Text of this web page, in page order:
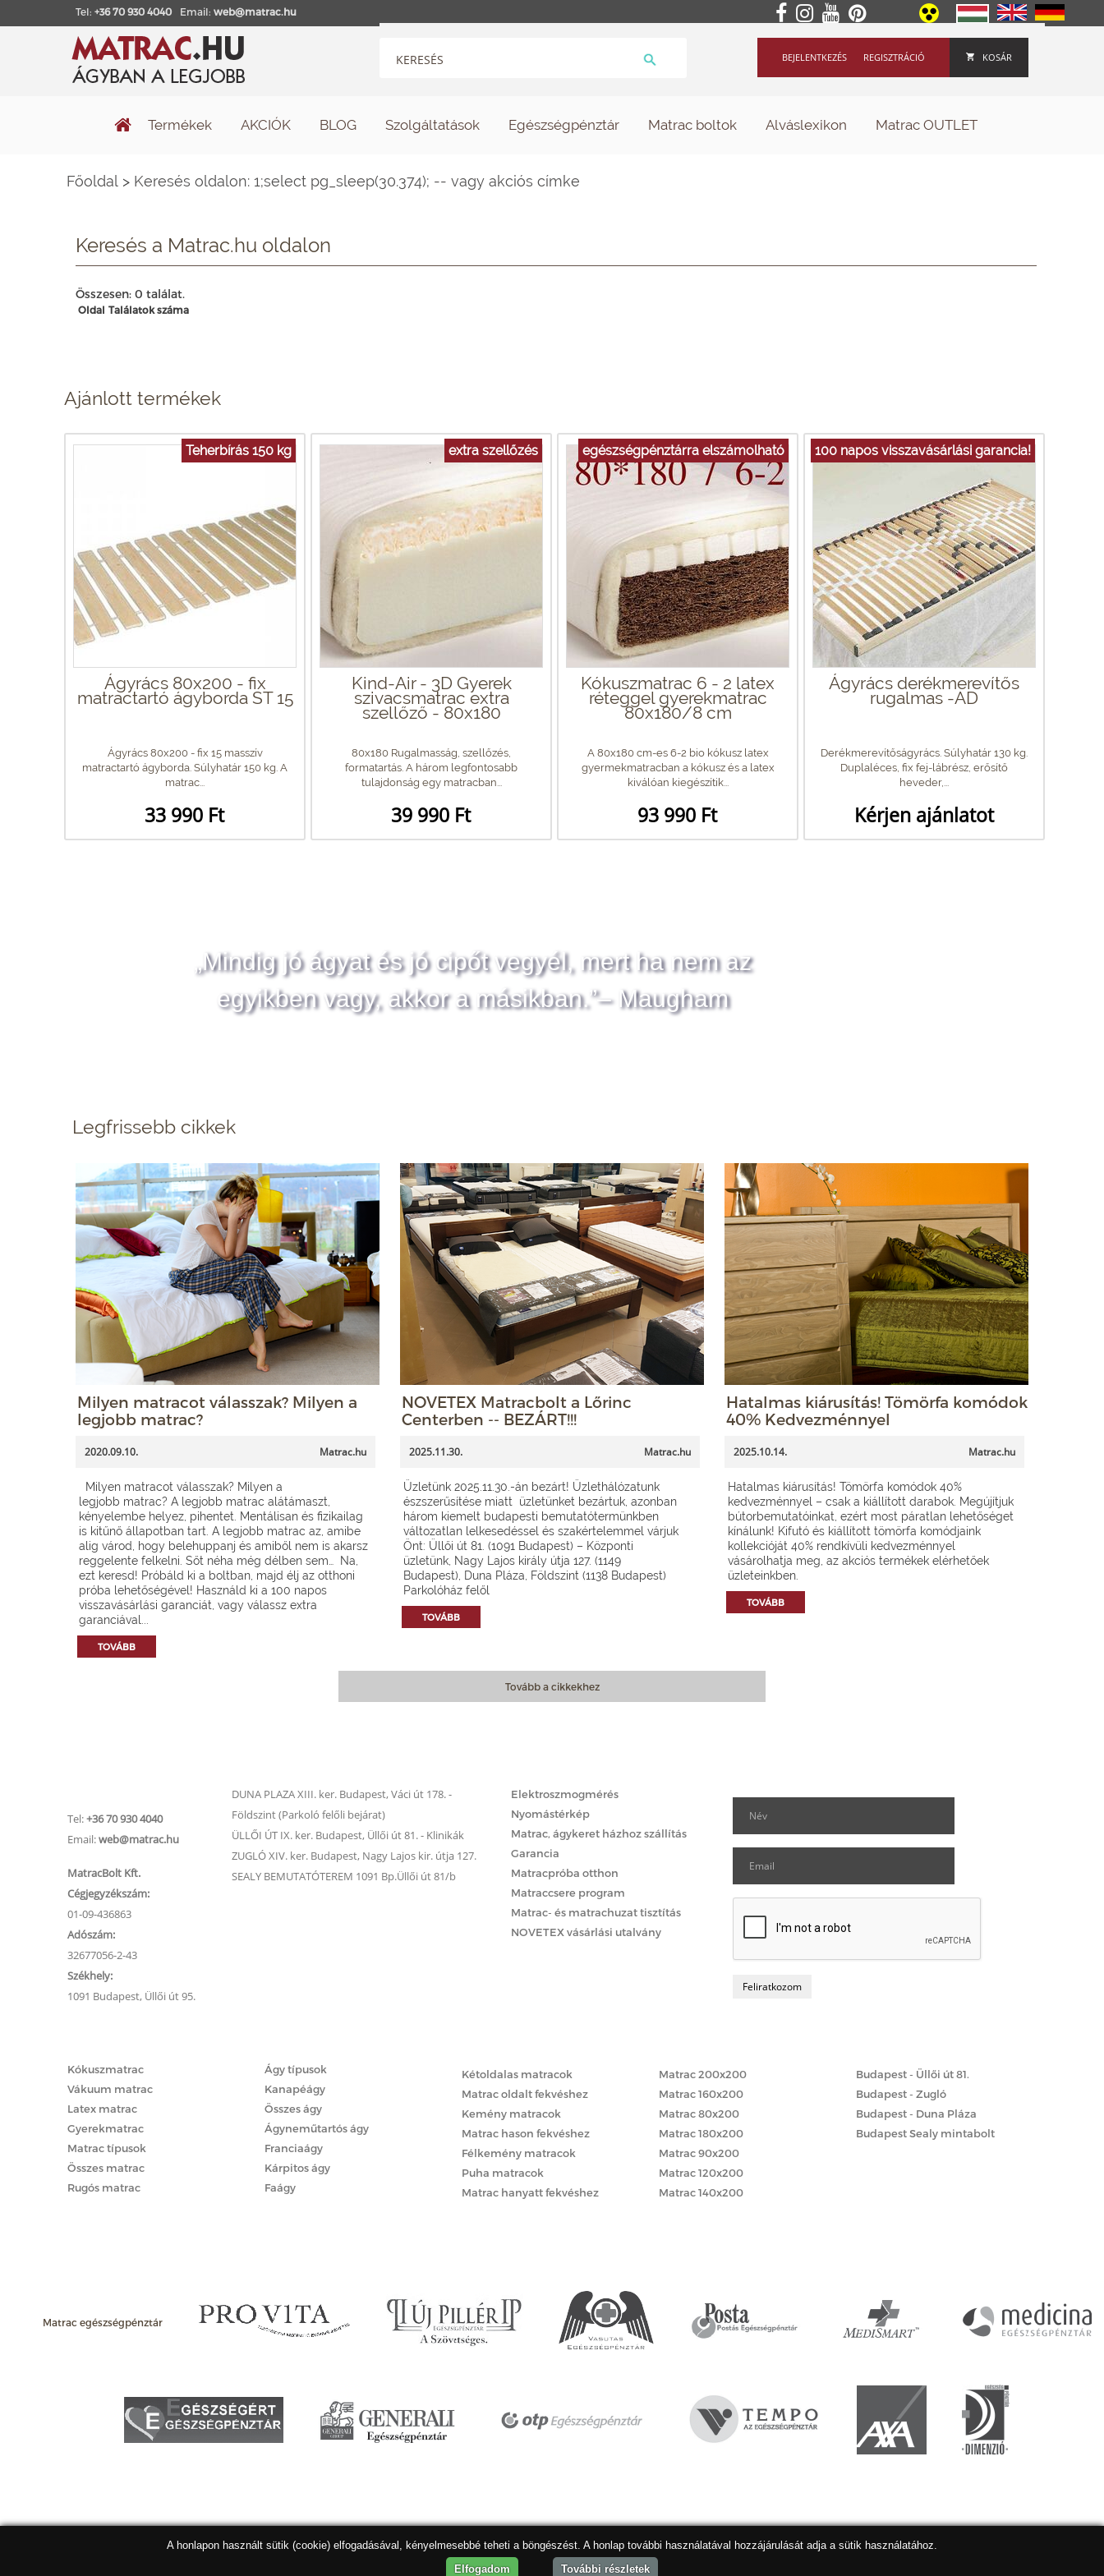
Tel: +36 70 930 4040 Email: web@matrac.hu
KOSÁR
REGISZTRÁCIÓ
BEJELENTKEZÉS
Termékek AKCIÓK BLOG Szolgáltatások Egészségpénztár Matrac boltok Alváslexikon Matrac OUTLET
Főoldal > Keresés oldalon: 1;select pg_sleep(30.374); -- vagy akciós címke
Keresés a Matrac.hu oldalon
Összesen: 0 találat.
Oldal Találatok száma
Ajánlott termékek
Teherbírás 150 kg
Ágyrács 80x200 - fix
matractartó ágyborda ST 15
Ágyrács 80x200 - fix 15 masszív
matractartó ágyborda. Súlyhatár 150 kg. A
matrac...
33 990 Ft
extra szellőzés
Kind-Air - 3D Gyerek
szivacsmatrac extra
szellőző - 80x180
80x180 Rugalmasság, szellőzés,
formatartás. A három legfontosabb
tulajdonság egy matracban...
39 990 Ft
egészségpénztárra elszámolható
Kókuszmatrac 6 - 2 latex
réteggel gyerekmatrac
80x180/8 cm
A 80x180 cm-es 6-2 bio kókusz latex
gyermekmatracban a kókusz és a latex
kiválóan kiegészítik...
93 990 Ft
100 napos visszavásárlási garancia!
Ágyrács derékmerevítős
rugalmas -AD
Derékmerevítőságyrács. Súlyhatár 130 kg.
Duplaléces, fix fej-lábrész, erősítő
heveder,...
Kérjen ajánlatot
„Mindig jó ágyat és jó cipőt vegyél, mert ha nem az
egyikben vagy, akkor a másikban.”– Maugham
Legfrissebb cikkek
Milyen matracot válasszak? Milyen a
legjobb matrac?
2020.09.10. Matrac.hu
Milyen matracot válasszak? Milyen a
legjobb matrac? A legjobb matrac alátámaszt,
kényelembe helyez, pihentet. Mentálisan és fizikailag
is kitűnő állapotban tart. A legjobb matrac az, amibe
alig várod, hogy belehuppanj és amiből nem is akarsz
reggelente felkelni. Sőt néha még délben sem… Na,
ezt keresd! Próbáld ki a boltban, majd élj az otthoni
próba lehetőségével! Használd ki a 100 napos
visszavásárlási garanciát, vagy válassz extra
garanciával...
TOVÁBB
NOVETEX Matracbolt a Lőrinc
Centerben -- BEZÁRT!!!
2025.11.30. Matrac.hu
Üzletünk 2025.11.30.-án bezárt! Üzlethálózatunk
észszerűsítése miatt üzletünket bezártuk, azonban
három kiemelt budapesti bemutatótermünkben
változatlan lelkesedéssel és szakértelemmel várjuk
Önt: Üllői út 81. (1091 Budapest) – Központi
üzletünk, Nagy Lajos király útja 127. (1149
Budapest), Duna Pláza, Földszint (1138 Budapest)
Parkolóház felől
TOVÁBB
Hatalmas kiárusítás! Tömörfa komódok
40% Kedvezménnyel
2025.10.14. Matrac.hu
Hatalmas kiárusítás! Tömörfa komódok 40%
kedvezménnyel – csak a kiállított darabok. Megújítjuk
bútorbemutatóinkat, ezért most páratlan lehetőséget
kínálunk! Kifutó és kiállított tömörfa komódjaink
kollekcióját 40% rendkívüli kedvezménnyel
vásárolhatja meg, az akciós termékek elérhetőek
üzleteinkben.
TOVÁBB
Tovább a cikkekhez
Tel:+36 70 930 4040
Email:web@matrac.hu
MatracBolt Kft.
Cégjegyzékszám:
01-09-436863
Adószám:
32677056-2-43
Székhely:
1091 Budapest, Üllői út 95.
DUNA PLAZA XIII. ker. Budapest, Váci út 178. -
Földszint (Parkoló felőli bejárat)
ÜLLŐI ÚT IX. ker. Budapest, Üllői út 81. - Klinikák
ZUGLÓ XIV. ker. Budapest, Nagy Lajos kir. útja 127.
SEALY BEMUTATÓTEREM 1091 Bp.Üllői út 81/b
Elektroszmogmérés
Nyomástérkép
Matrac, ágykeret házhoz szállítás
Garancia
Matracpróba otthon
Matraccsere program
Matrac- és matrachuzat tisztítás
NOVETEX vásárlási utalvány
Kókuszmatrac
Vákuum matrac
Latex matrac
Gyerekmatrac
Matrac típusok
Összes matrac
Rugós matrac
Ágy típusok
Kanapéágy
Összes ágy
Ágyneműtartós ágy
Franciaágy
Kárpitos ágy
Faágy
Kétoldalas matracok
Matrac oldalt fekvéshez
Kemény matracok
Matrac hason fekvéshez
Félkemény matracok
Puha matracok
Matrac hanyatt fekvéshez
Matrac 200x200
Matrac 160x200
Matrac 80x200
Matrac 180x200
Matrac 90x200
Matrac 120x200
Matrac 140x200
Budapest - Üllői út 81.
Budapest - Zugló
Budapest - Duna Pláza
Budapest Sealy mintabolt
Matrac egészségpénztár
A honlapon használt sütik (cookie) elfogadásával, kényelmesebbé teheti a böngészést. A honlap további használatával hozzájárulását adja a sütik használatához.
Elfogadom
További részletek